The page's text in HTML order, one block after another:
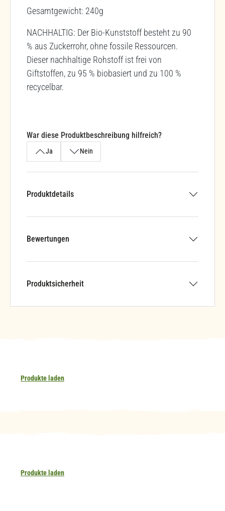
Gesamtgewicht: 240g
NACHHALTIG: Der Bio-Kunststoff besteht zu 90
% aus Zuckerrohr, ohne fossile Ressourcen.
Dieser nachhaltige Rohstoff ist frei von
Giftstoffen, zu 95 % biobasiert und zu 100 %
recycelbar.
War diese Produktbeschreibung hilfreich?
Ja Nein
Produktdetails
Bewertungen
Produktsicherheit
Produkte laden
Produkte laden